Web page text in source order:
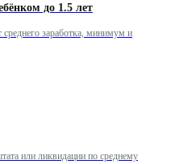
до 1.5 лет
среднего заработка, минимум и
или ликвидации по среднему